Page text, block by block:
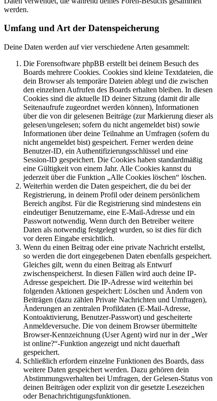
werden.
Umfang und Art der Datenspeicherung
Deine Daten werden auf vier verschiedene Arten gesammelt:
Die Forensoftware phpBB erstellt bei deinem Besuch des
Boards mehrere Cookies. Cookies sind kleine Textdateien, die
dein Browser als temporäre Dateien ablegt und die zwischen
den einzelnen Aufrufen des Boards erhalten bleiben. In diesen
Cookies sind die aktuelle ID deiner Sitzung (damit dir alle
Seitenaufrufe zugeordnet werden können), Informationen
über die von dir gelesenen Beiträge (zur Markierung dieser als
gelesen/ungelesen; sofern du nicht angemeldet bist) sowie
Informationen über deine Teilnahme an Umfragen (sofern du
nicht angemeldet bist) gespeichert. Ferner werden deine
Benutzer-ID, ein Authentifizierungsschlüssel und eine
Session-ID gespeichert. Die Cookies haben standardmäßig
eine Gültigkeit von einem Jahr. Alle Cookies kannst du
jederzeit über die Funktion „Alle Cookies löschen“ löschen.
Weiterhin werden die Daten gespeichert, die du bei der
Registrierung, in deinem Profil oder deinem persönlichem
Bereich angibst. Für die Registrierung sind mindestens ein
eindeutiger Benutzername, eine E-Mail-Adresse und ein
Passwort notwendig. Wenn durch den Betreiber weitere
Daten als notwendig festgelegt wurden, so ist dies für dich
vor deren Eingabe ersichtlich.
Wenn du einen Beitrag oder eine private Nachricht erstellst,
so werden die dort eingegebenen Daten ebenfalls gespeichert.
Gleiches gilt, wenn du einen Beitrag als Entwurf
zwischenspeicherst. In diesen Fällen wird auch deine IP-
Adresse gespeichert. Die IP-Adresse wird weiterhin bei
folgenden Aktionen gespeichert: Löschen und Ändern von
Beiträgen (dazu zählen Private Nachrichten und Umfragen),
Änderungen an zentralen Profildaten (E-Mail-Adresse,
Kontoaktivierung, Benutzer-Passwort) und gescheiterte
Anmeldeversuche. Die von deinem Browser übermittelte
Browser-Kennzeichnung (User Agent) wird nur in der „Wer
ist online?“-Funktion angezeigt und nicht dauerhaft
gespeichert.
Schließlich erfordern einzelne Funktionen des Boards, dass
weitere Daten gespeichert werden. Dazu gehören dein
Abstimmungsverhalten bei Umfragen, der Gelesen-Status von
deinen Beiträgen oder explizit von dir gesetzte Lesezeichen
oder Benachrichtigungsfunktionen.